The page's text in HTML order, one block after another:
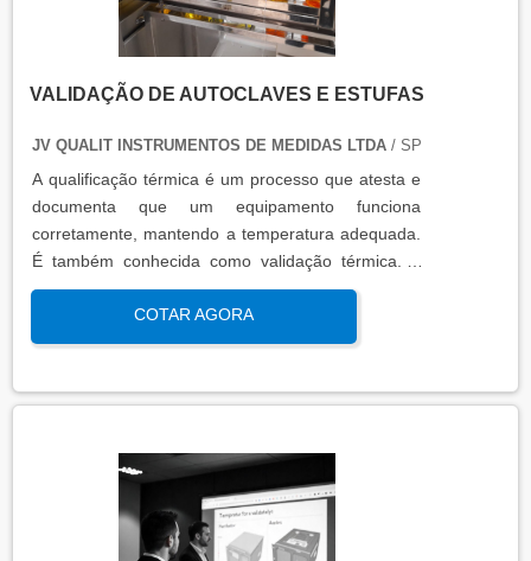
VALIDAÇÃO DE AUTOCLAVES E ESTUFAS
JV QUALIT INSTRUMENTOS DE MEDIDAS LTDA/ SP
A qualificação térmica é um processo que atesta e
documenta que um equipamento funciona
corretamente, mantendo a temperatura adequada.
É também conhecida como validação térmica. A
qualificação térmica é importante para garantir a
qualidade e eficiência de equipamentos que
precisam de controle de temperatura. É aplicada a
produtos, como autoclaves, estufas, câmaras frias,
qualificação térmica é apresentado em um relatório
técnico que contém informações como gráficos,
certificados de calibração e a conclusão das
condições funcionais.
COTAR AGORA